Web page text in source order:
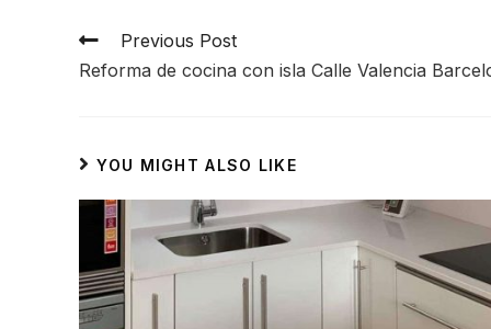
Previous Post
Reforma de cocina con isla Calle Valencia
YOU MIGHT ALSO LIKE